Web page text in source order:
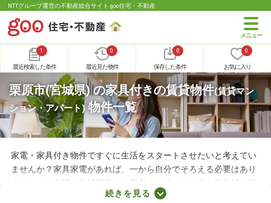
NTTグループ運営の不動産総合サイト goo住宅・不動産
1
最近検索した条件
0
最近見た物件
0
保存した条件
0
お気に入り
栗原市(宮城県) の家具付きの賃貸物件(賃貸マン
ション・アパート)物件一覧
家電・家具付き物件ですぐに生活をスタートさせたいと考えてい
ませんか？家具家電があれば、一から自分でそろえる必要はあり
ません。お布団や生活用品のみ用意すればいいので、新生活を楽
に始められます。ここでは、家電・家具付きの物件を紹介しま
続きを見る